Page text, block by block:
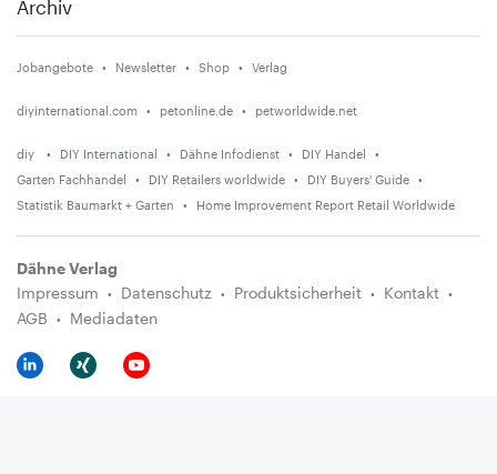
Archiv
Jobangebote Newsletter Shop Verlag
diyinternational.com petonline.de petworldwide.net
diy DIY International Dähne Infodienst
DIY Handel
Garten Fachhandel
DIY Retailers worldwide
DIY Buyers' Guide
Statistik Baumarkt + Garten
Home Improvement Report Retail Worldwide
Dähne Verlag
Impressum
Datenschutz Produktsicherheit
Kontakt
AGB
Mediadaten